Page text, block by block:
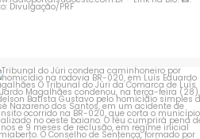
Tribunal do Júri condena caminhoneiro
por...
1 0